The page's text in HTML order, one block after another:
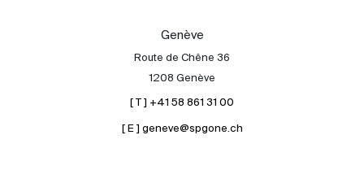
Genève
Route de Chêne 36
1208 Genève
[ T ] +41 58 861 31 00
[ E ] geneve@spgone.ch